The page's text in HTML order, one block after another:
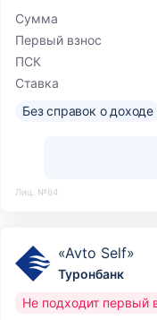
Сумма
Первый взнос
ПСК
Ставка
Без справок о доходе
Лиц. №64
«Avto Self»
Туронбанк
Не подходит первый